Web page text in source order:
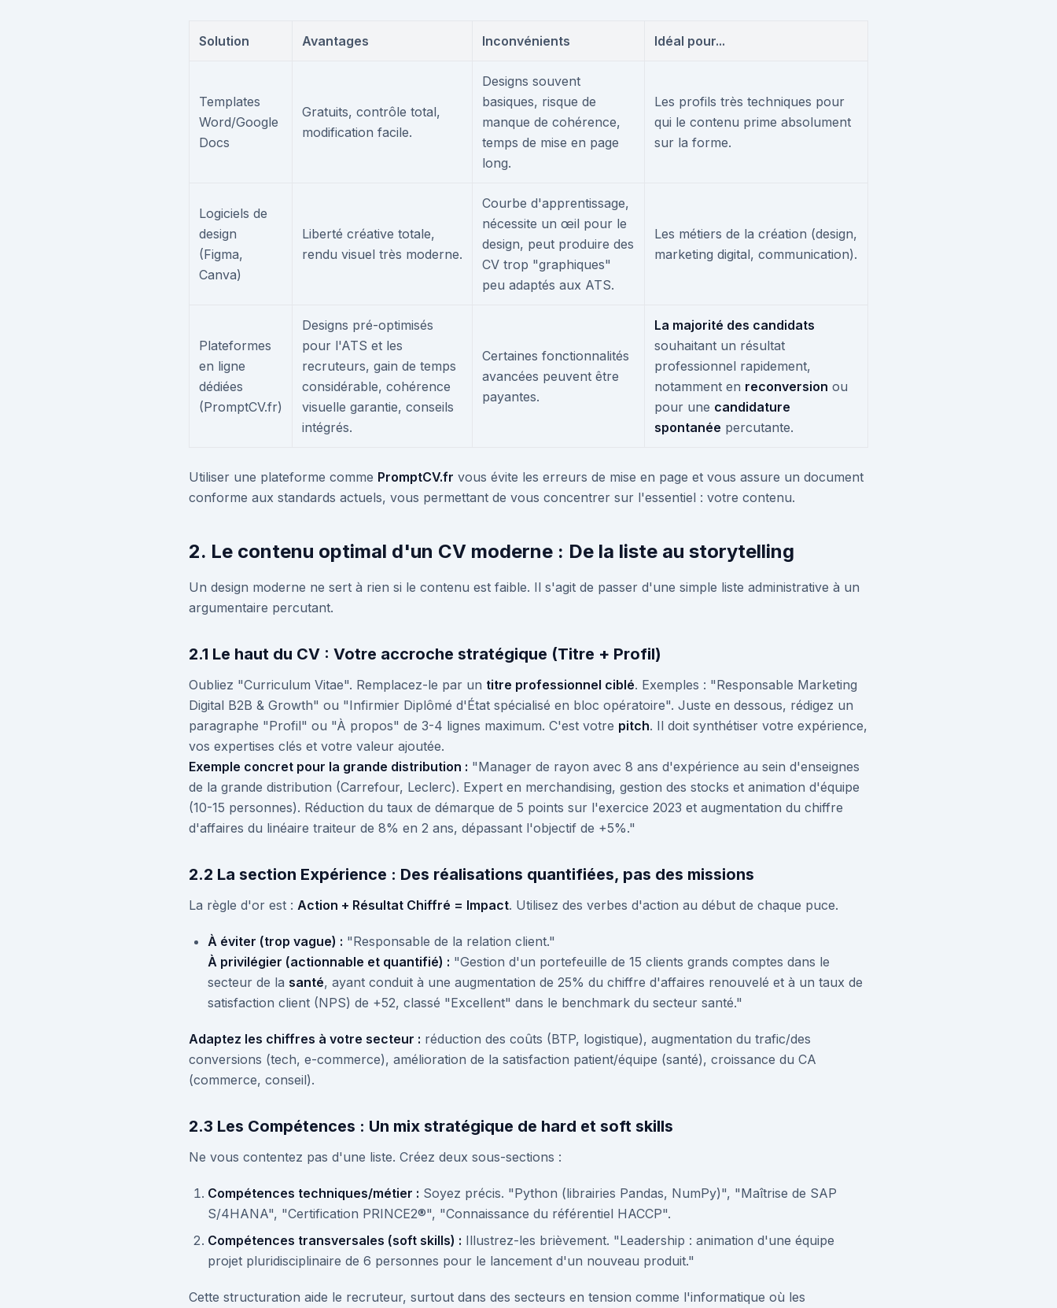
Solution Avantages Inconvénients Idéal pour...
Templates
Word/Google
Docs
Gratuits, contrôle total,
modification facile.
Designs souvent
basiques, risque de
manque de cohérence,
temps de mise en page
long.
Les profils très techniques pour
qui le contenu prime absolument
sur la forme.
Logiciels de
design
(Figma,
Canva)
Liberté créative totale,
rendu visuel très moderne.
Courbe d'apprentissage,
nécessite un œil pour le
design, peut produire des
CV trop "graphiques"
peu adaptés aux ATS.
Les métiers de la création (design,
marketing digital, communication).
Plateformes
en ligne
dédiées
(PromptCV.fr)
Designs pré-optimisés
pour l'ATS et les
recruteurs, gain de temps
considérable, cohérence
visuelle garantie, conseils
intégrés.
Certaines fonctionnalités
avancées peuvent être
payantes.
La majorité des candidats
souhaitant un résultat
professionnel rapidement,
notamment en reconversion ou
pour une candidature
spontanée percutante.
Utiliser une plateforme comme PromptCV.fr vous évite les erreurs de mise en page et vous assure un document
conforme aux standards actuels, vous permettant de vous concentrer sur l'essentiel : votre contenu.
2. Le contenu optimal d'un CV moderne : De la liste au storytelling
Un design moderne ne sert à rien si le contenu est faible. Il s'agit de passer d'une simple liste administrative à un
argumentaire percutant.
2.1 Le haut du CV : Votre accroche stratégique (Titre + Profil)
Oubliez "Curriculum Vitae". Remplacez-le par un titre professionnel ciblé. Exemples : "Responsable Marketing
Digital B2B & Growth" ou "Infirmier Diplômé d'État spécialisé en bloc opératoire". Juste en dessous, rédigez un
paragraphe "Profil" ou "À propos" de 3-4 lignes maximum. C'est votre pitch. Il doit synthétiser votre expérience,
vos expertises clés et votre valeur ajoutée.
Exemple concret pour la grande distribution : "Manager de rayon avec 8 ans d'expérience au sein d'enseignes
de la grande distribution (Carrefour, Leclerc). Expert en merchandising, gestion des stocks et animation d'équipe
(10-15 personnes). Réduction du taux de démarque de 5 points sur l'exercice 2023 et augmentation du chiffre
d'affaires du linéaire traiteur de 8% en 2 ans, dépassant l'objectif de +5%."
2.2 La section Expérience : Des réalisations quantifiées, pas des missions
La règle d'or est : Action + Résultat Chiffré = Impact. Utilisez des verbes d'action au début de chaque puce.
À éviter (trop vague) : "Responsable de la relation client."
À privilégier (actionnable et quantifié) : "Gestion d'un portefeuille de 15 clients grands comptes dans le
secteur de la santé, ayant conduit à une augmentation de 25% du chiffre d'affaires renouvelé et à un taux de
satisfaction client (NPS) de +52, classé "Excellent" dans le benchmark du secteur santé."
Adaptez les chiffres à votre secteur : réduction des coûts (BTP, logistique), augmentation du trafic/des
conversions (tech, e-commerce), amélioration de la satisfaction patient/équipe (santé), croissance du CA
(commerce, conseil).
2.3 Les Compétences : Un mix stratégique de hard et soft skills
Ne vous contentez pas d'une liste. Créez deux sous-sections :
Compétences techniques/métier : Soyez précis. "Python (librairies Pandas, NumPy)", "Maîtrise de SAP
S/4HANA", "Certification PRINCE2®", "Connaissance du référentiel HACCP".
Compétences transversales (soft skills) : Illustrez-les brièvement. "Leadership : animation d'une équipe
projet pluridisciplinaire de 6 personnes pour le lancement d'un nouveau produit."
Cette structuration aide le recruteur, surtout dans des secteurs en tension comme l'informatique où les